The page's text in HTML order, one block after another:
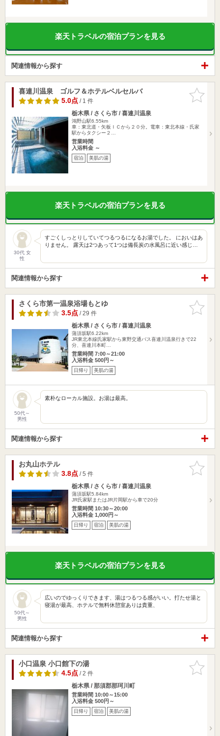
楽天トラベルの宿泊プランを見る
関連情報から探す
お気に入
りに追加
喜連川温泉 ゴルフ＆ホテルベルセルバ
5.0点/ 1 件
栃木県 / さくら市 / 喜連川温泉
鴻野山駅6.55km
車：東北道・矢板ＩＣから２０分。電車：東北本線・氏家
駅からタクシー２…
営業時間
入浴料金 ～
宿泊 美肌の湯
楽天トラベルの宿泊プランを見る
30代 女
性
すごくしっとりしていてつるつるになるお湯でした。 においはあ
りません。 露天は2つあって1つは備長炭の水風呂に近い感じ…
関連情報から探す
お気に入
りに追加
さくら市第一温泉浴場もとゆ
3.5点/ 29 件
栃木県 / さくら市 / 喜連川温泉
蒲須坂駅6.22km
JR東北本線氏家駅から東野交通バス喜連川温泉行きで22
分、喜連川本町…
営業時間 7:00～21:00
入浴料金 500円～
日帰り 美肌の湯
50代～
男性
素朴なローカル施設。お湯は最高。
関連情報から探す
お気に入
りに追加
お丸山ホテル
3.8点/ 5 件
栃木県 / さくら市 / 喜連川温泉
蒲須坂駅5.84km
JR氏家駅またはJR片岡駅から車で20分
営業時間 10:30～20:00
入浴料金 1,000円～
日帰り 宿泊 美肌の湯
楽天トラベルの宿泊プランを見る
50代～
男性
広いのでゆっくりできます、湯はつるつる感がいい。打たせ湯と
寝湯が最高、ホテルで無料休憩室ありは貴重、
関連情報から探す
お気に入
りに追加
小口温泉 小口館下の湯
4.5点/ 2 件
栃木県 / 那須郡那珂川町
営業時間 10:00～15:00
入浴料金 500円～
日帰り 宿泊 美肌の湯